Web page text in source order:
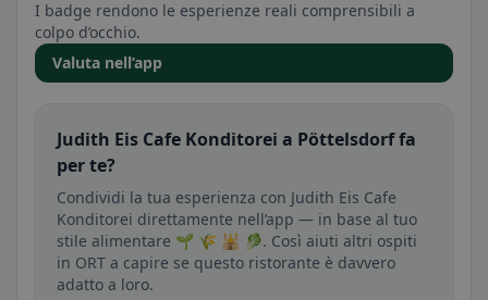
I badge rendono le esperienze reali comprensibili a
colpo d’occhio.
Valuta nell’app
Judith Eis Cafe Konditorei a Pöttelsdorf fa
per te?
Condividi la tua esperienza con Judith Eis Cafe
Konditorei direttamente nell’app — in base al tuo
stile alimentare 🌱 🌾 🕌 🥬. Così aiuti altri ospiti
in ORT a capire se questo ristorante è davvero
adatto a loro.